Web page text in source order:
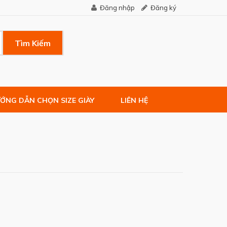
Đăng nhập Đăng ký
Tìm Kiếm
DẪN CHỌN SIZE GIÀY LIÊN HỆ